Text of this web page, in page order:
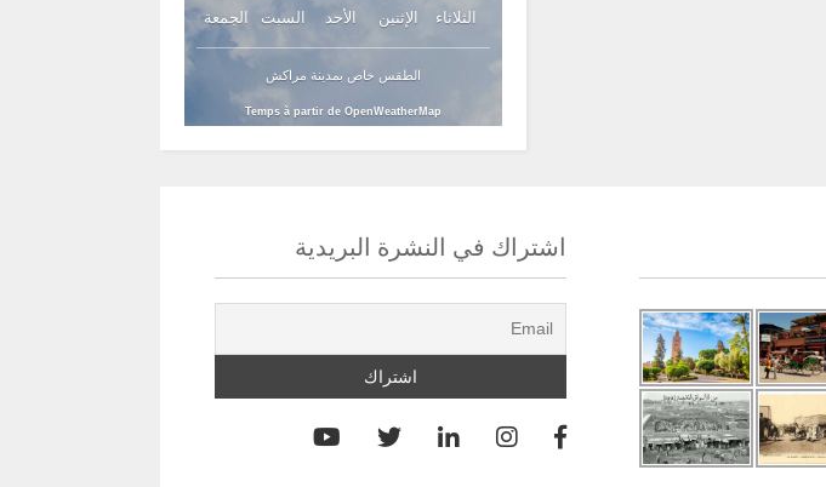
الجمعة السبت الأحد الإثنين الثلاثاء
الطقس خاص بمدينة مراكش
Temps à partir de OpenWeatherMap
اشتراك في النشرة البريدية